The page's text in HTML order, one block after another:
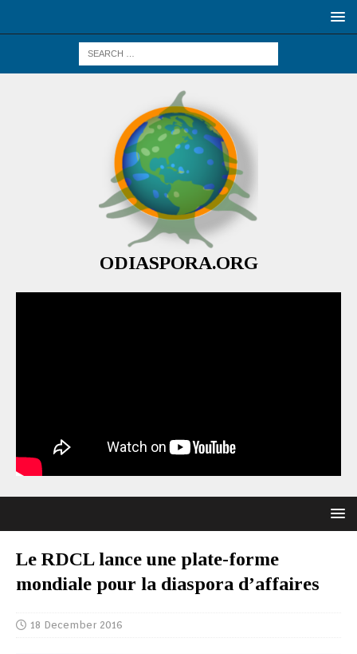
ODIASPORA.ORG
Le RDCL lance une plate-forme
mondiale pour la diaspora d’affaires
18 December 2016